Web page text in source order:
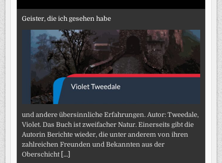
Geister, die ich gesehen habe
und andere übersinnliche Erfahrungen. Autor: Tweedale,
Violet. Das Buch ist zweifacher Natur. Einerseits gibt die
Autorin Berichte wieder, die unter anderem von ihren
zahlreichen Freunden und Bekannten aus der
Oberschicht [...]